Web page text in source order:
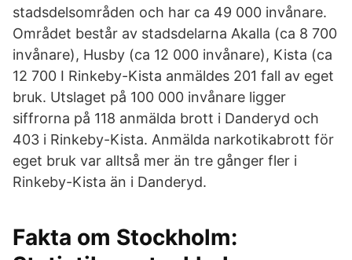
stadsdelsområden och har ca 49 000 invånare.
Området består av stadsdelarna Akalla (ca 8 700
invånare), Husby (ca 12 000 invånare), Kista (ca
12 700 I Rinkeby-Kista anmäldes 201 fall av eget
bruk. Utslaget på 100 000 invånare ligger
siffrorna på 118 anmälda brott i Danderyd och
403 i Rinkeby-Kista. Anmälda narkotikabrott för
eget bruk var alltså mer än tre gånger fler i
Rinkeby-Kista än i Danderyd.
Fakta om Stockholm: